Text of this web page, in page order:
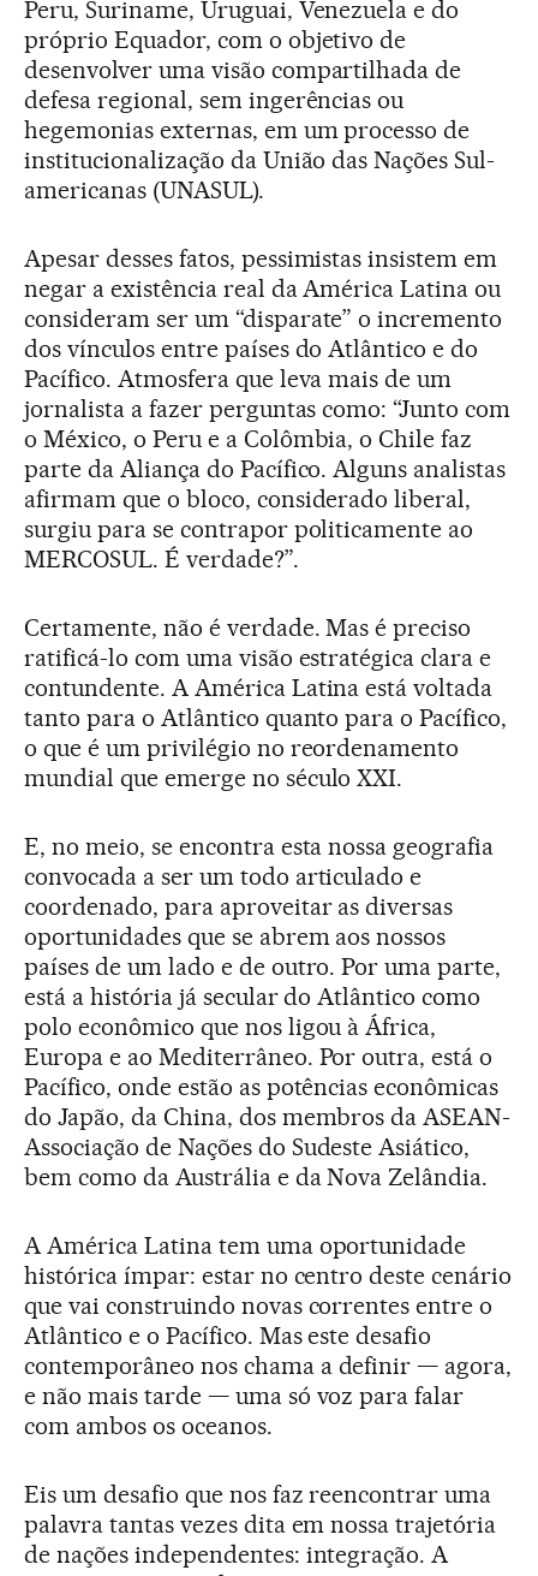
Peru, Suriname, Uruguai, Venezuela e do
próprio Equador, com o objetivo de
desenvolver uma visão compartilhada de
defesa regional, sem ingerências ou
hegemonias externas, em um processo de
institucionalização da União das Nações Sul-
americanas (UNASUL).
Apesar desses fatos, pessimistas insistem em
negar a existência real da América Latina ou
consideram ser um “disparate” o incremento
dos vínculos entre países do Atlântico e do
Pacífico. Atmosfera que leva mais de um
jornalista a fazer perguntas como: “Junto com
o México, o Peru e a Colômbia, o Chile faz
parte da Aliança do Pacífico. Alguns analistas
afirmam que o bloco, considerado liberal,
surgiu para se contrapor politicamente ao
MERCOSUL. É verdade?”.
Certamente, não é verdade. Mas é preciso
ratificá-lo com uma visão estratégica clara e
contundente. A América Latina está voltada
tanto para o Atlântico quanto para o Pacífico,
o que é um privilégio no reordenamento
mundial que emerge no século XXI.
E, no meio, se encontra esta nossa geografia
convocada a ser um todo articulado e
coordenado, para aproveitar as diversas
oportunidades que se abrem aos nossos
países de um lado e de outro. Por uma parte,
está a história já secular do Atlântico como
polo econômico que nos ligou à África,
Europa e ao Mediterrâneo. Por outra, está o
Pacífico, onde estão as potências econômicas
do Japão, da China, dos membros da ASEAN-
Associação de Nações do Sudeste Asiático,
bem como da Austrália e da Nova Zelândia.
A América Latina tem uma oportunidade
histórica ímpar: estar no centro deste cenário
que vai construindo novas correntes entre o
Atlântico e o Pacífico. Mas este desafio
contemporâneo nos chama a definir — agora,
e não mais tarde — uma só voz para falar
com ambos os oceanos.
Eis um desafio que nos faz reencontrar uma
palavra tantas vezes dita em nossa trajetória
de nações independentes: integração. A